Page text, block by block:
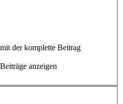
der komplette Beitrag
anzeigen